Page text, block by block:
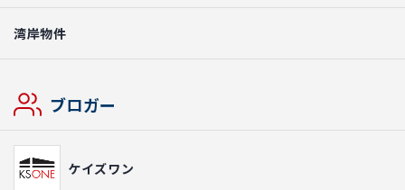
湾岸物件
ブロガー
ケイズワン